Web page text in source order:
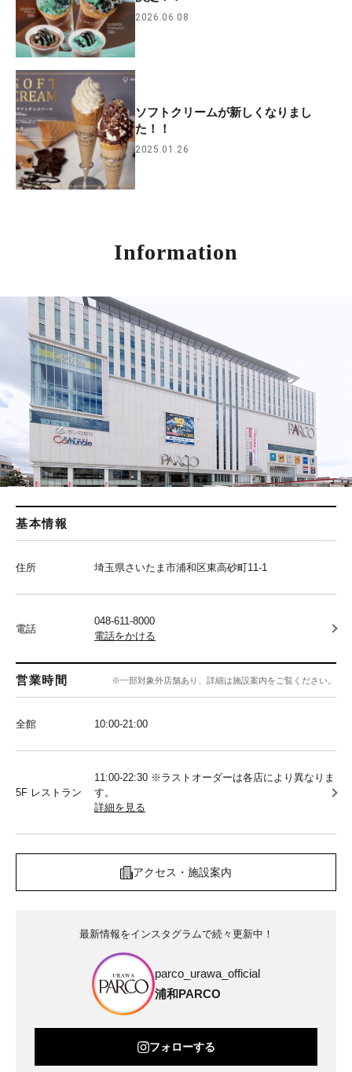
2026.06.08
ソフトクリームが新しくなりまし
た！！
2025.01.26
Information
基本情報
住所 埼玉県さいたま市浦和区東高砂町11-1
電話
048-611-8000
電話をかける
営業時間 ※一部対象外店舗あり、詳細は施設案内をご覧ください。
全館 10:00‐21:00
5F レストラン
11:00-22:30 ※ラストオーダーは各店により異なりま
す。
詳細を見る
アクセス・施設案内
最新情報をインスタグラムで続々更新中！
parco_urawa_official
浦和PARCO
フォローする